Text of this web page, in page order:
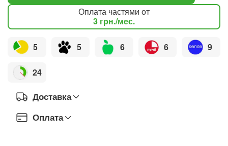
Оплата частями от
3 грн./мес.
5 5 6 6 9
24
Доставка
Оплата